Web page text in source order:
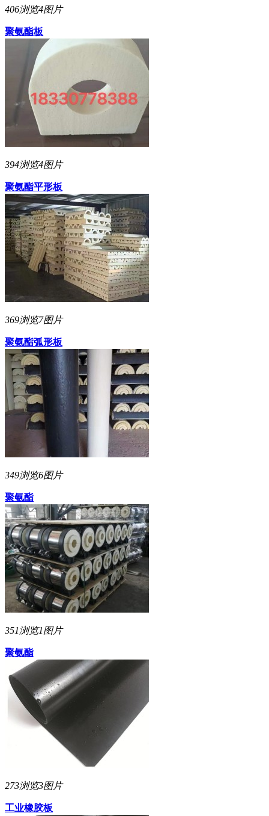
406浏览4图片
聚氨酯板
394浏览4图片
聚氨酯平形板
369浏览7图片
聚氨酯弧形板
349浏览6图片
聚氨酯
351浏览1图片
聚氨酯
273浏览3图片
工业橡胶板